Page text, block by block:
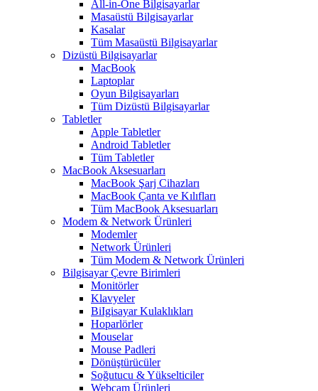
All-in-One Bilgisayarlar
Masaüstü Bilgisayarlar
Kasalar
Tüm Masaüstü Bilgisayarlar
Dizüstü Bilgisayarlar
MacBook
Laptoplar
Oyun Bilgisayarları
Tüm Dizüstü Bilgisayarlar
Tabletler
Apple Tabletler
Android Tabletler
Tüm Tabletler
MacBook Aksesuarları
MacBook Şarj Cihazları
MacBook Çanta ve Kılıfları
Tüm MacBook Aksesuarları
Modem & Network Ürünleri
Modemler
Network Ürünleri
Tüm Modem & Network Ürünleri
Bilgisayar Çevre Birimleri
Monitörler
Klavyeler
BiIgisayar Kulaklıkları
Hoparlörler
Mouselar
Mouse Padleri
Dönüştürücüler
Soğutucu & Yükselticiler
Webcam Ürünleri